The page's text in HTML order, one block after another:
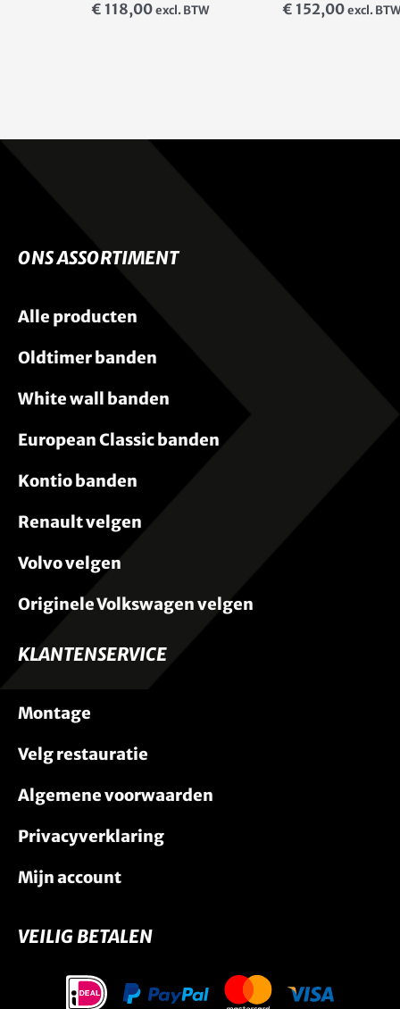
€ 118,00 excl. BTW € 152,00 excl. BTW
ONS ASSORTIMENT
Alle producten
Oldtimer banden
White wall banden
European Classic banden
Kontio banden
Renault velgen
Volvo velgen
Originele Volkswagen velgen
KLANTENSERVICE
Montage
Velg restauratie
Algemene voorwaarden
Privacyverklaring
Mijn account
VEILIG BETALEN